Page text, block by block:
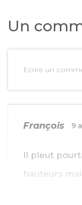
Un
Ecrire un
François 9
Il pleut
hauteurs